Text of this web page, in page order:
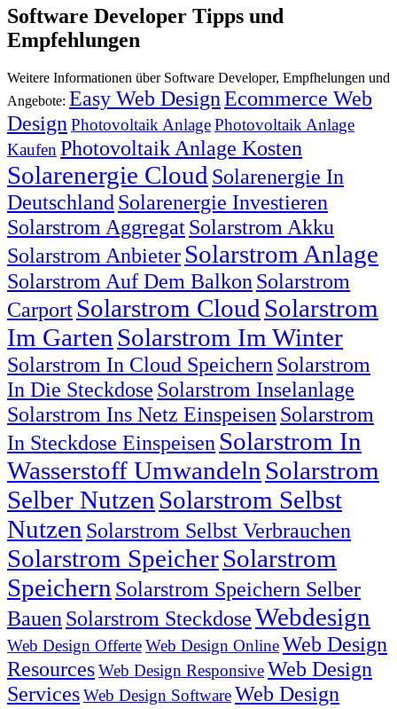
Software Developer Tipps und
Empfehlungen
Weitere Informationen über Software Developer, Empfhelungen und
Angebote: Easy Web DesignEcommerce Web
Design Photovoltaik AnlagePhotovoltaik Anlage
Kaufen Photovoltaik Anlage Kosten
Solarenergie Cloud Solarenergie In
Deutschland Solarenergie Investieren
Solarstrom AggregatSolarstrom Akku
Solarstrom Anbieter Solarstrom Anlage
Solarstrom Auf Dem Balkon Solarstrom
Carport Solarstrom Cloud Solarstrom
Im Garten Solarstrom Im Winter
Solarstrom In Cloud Speichern Solarstrom
In Die Steckdose Solarstrom Inselanlage
Solarstrom Ins Netz Einspeisen Solarstrom
In Steckdose Einspeisen Solarstrom In
Wasserstoff Umwandeln Solarstrom
Selber Nutzen Solarstrom Selbst
Nutzen Solarstrom Selbst Verbrauchen
Solarstrom SpeicherSolarstrom
Speichern Solarstrom Speichern Selber
Bauen Solarstrom SteckdoseWebdesign
Web Design OfferteWeb Design OnlineWeb Design
ResourcesWeb Design ResponsiveWeb Design
ServicesWeb Design SoftwareWeb Design